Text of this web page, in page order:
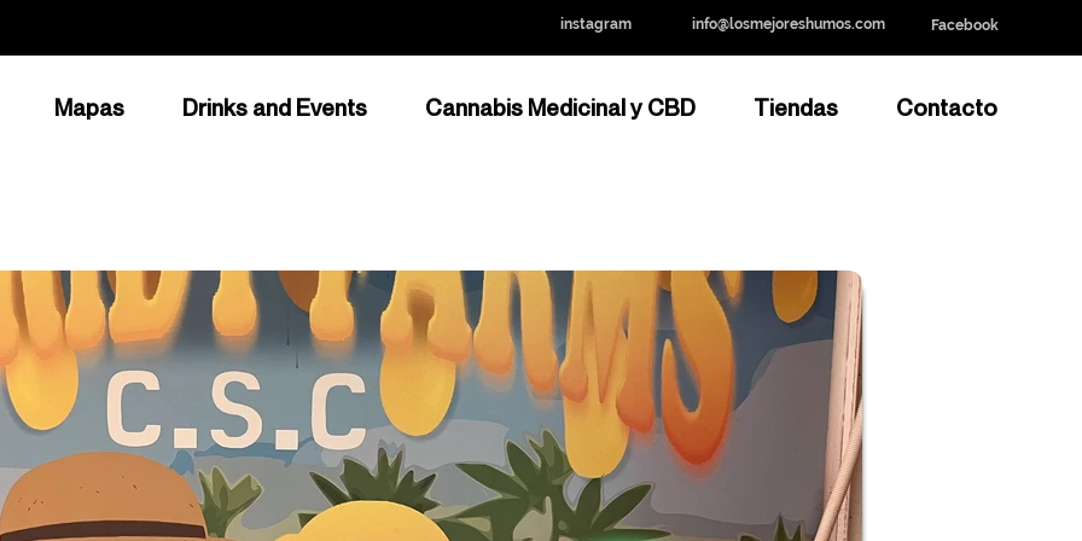
instagram info@losmejoreshumos.com Facebook
Mapas Drinks and Events Cannabis Medicinal y CBD Tiendas Contacto